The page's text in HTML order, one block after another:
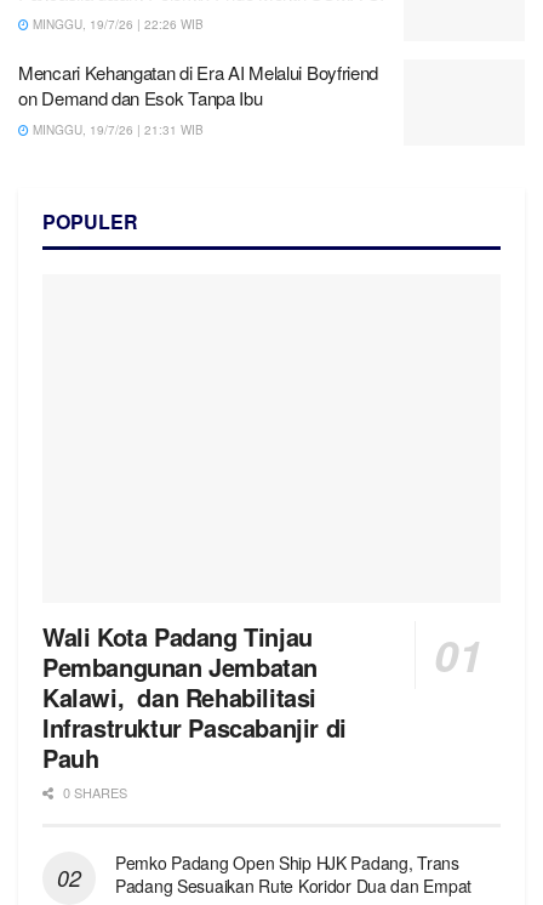
MINGGU, 19/7/26 | 22:26 WIB
Mencari Kehangatan di Era AI Melalui Boyfriend
on Demand dan Esok Tanpa Ibu
MINGGU, 19/7/26 | 21:31 WIB
POPULER
Wali Kota Padang Tinjau
Pembangunan Jembatan
Kalawi, dan Rehabilitasi
Infrastruktur Pascabanjir di
Pauh
0 SHARES
Pemko Padang Open Ship HJK Padang, Trans
Padang Sesuaikan Rute Koridor Dua dan Empat